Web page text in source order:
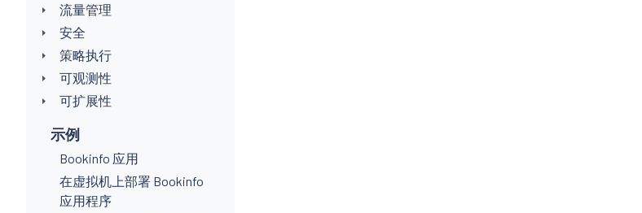
流量管理
安全
策略执行
可观测性
可扩展性
示例
Bookinfo 应用
在虚拟机上部署 Bookinfo
应用程序